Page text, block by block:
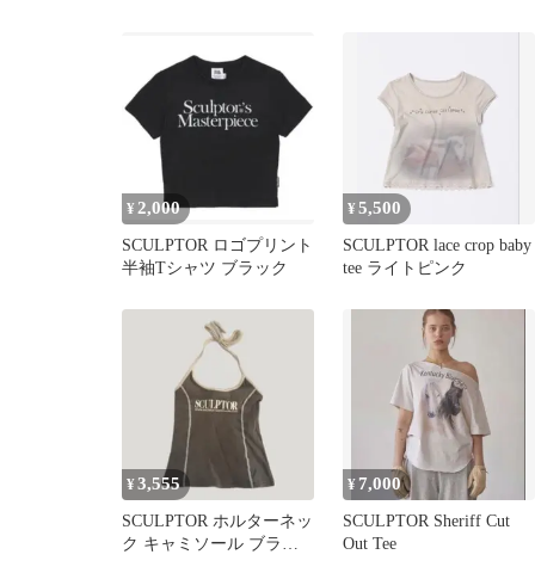
¥ 2,000
SCULPTOR ロゴプリント
半袖Tシャツ ブラック
¥5,500
SCULPTOR lace crop baby
tee ライトピンク
¥3,555
SCULPTOR ホルターネッ
ク キャミソール ブラウ
¥ 7,000
SCULPTOR Sheriff Cut
Out Tee